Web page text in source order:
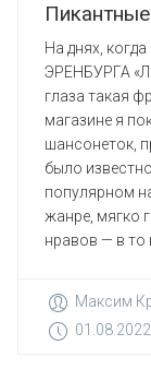
На днях,
ЭРЕНБУРГА
глаза такая
магазине я
шансонеток,
было
популярном
жанре, мягко
нравов — в то
Максим
01.08.2022